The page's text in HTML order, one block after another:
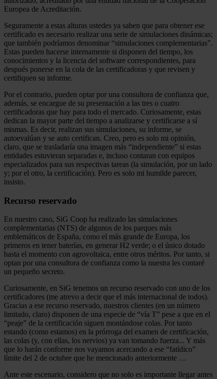
Europea de Acreditación.
Seguramente a estas alturas ustedes ya saben que para obtener ese
certificado es necesario realizar una serie de simulaciones dinámicas;
que también podríamos denominar “simulaciones complementarias”.
Estas pueden hacerse internamente si disponen del tiempo, los
conocimientos y la licencia del software correspondientes, para
después ponerse en la cola de las certificadoras y que revisen y
certifiquen su informe.
Por el contrario, pueden optar por una consultora de confianza que,
además, se encargue de su presentación a las tres o cuatro
certificadoras que hay para todo el mercado. Curiosamente, estas
dedican la mayor parte del tiempo a analizarse y certificarse a sí
mismas. Es decir, realizan sus simulaciones, su informe, se
autoevalúan y se auto certifican. Creo, pero es solo mi opinión,
claro, que se trasladaría una imagen más “independiente” si estas
entidades estuvieran separadas e, incluso contaran con equipos
especializados para sus respectivas tareas (la simulación, por un lado
y; por el otro, la certificación). Pero es solo mi humilde parecer,
insisto.
Recurso reservado
En nuestro caso, SiG Coop ha realizado las simulaciones
complementarias (NTS) de algunos de los parques más
emblemáticos de España, como el más grande de Europa, los
primeros en tener baterías, en generar H2 verde; o el único dotado
hasta el momento con agrovoltaica, entre otros méritos. Por tanto, si
optan por una consultora de confianza como la nuestra les contaré
un pequeño secreto.
Curiosamente, en SiG tenemos un recurso reservado con uno de los
certificadores (me atrevo a decir que el más internacional de todos).
Gracias a ese recurso reservado, nuestros clientes (en un número
limitado, claro) disponen de una especie de “vía T” pese a que en el
“peaje” de la certificación siguen montándose colas. Por tanto
estando (como estamos) en la prórroga del examen de certificación,
las colas (y, con ellas, los nervios) ya van tomando fuerza... Y más
que lo harán conforme nos vayamos acercando a ese “fatídico”
límite del 2 de octubre que he mencionado anteriormente …
Ante este escenario, considero que no solo es importante llegar antes